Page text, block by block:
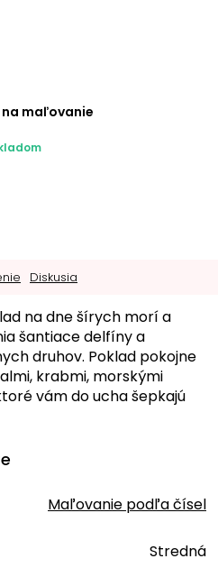
na maľovanie
Diskusia
na dne šírych morí a
šantiace delfíny a
druhov. Poklad pokojne
krabmi, morskými
vám do ucha šepkajú
Maľovanie podľa čísel
Stredná